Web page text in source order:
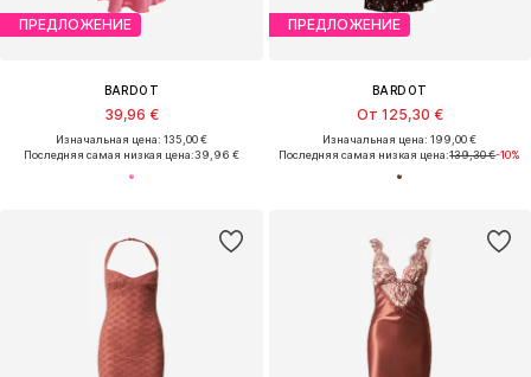
ПРЕДЛОЖЕНИЕ
BARDOT
39,96 €
Изначальная цена: 135,00 €
Последняя самая низкая цена:39,96 €
ПРЕДЛОЖЕНИЕ
BARDOT
От 125,30 €
Изначальная цена: 199,00 €
Последняя самая низкая цена:139,30 €-10%